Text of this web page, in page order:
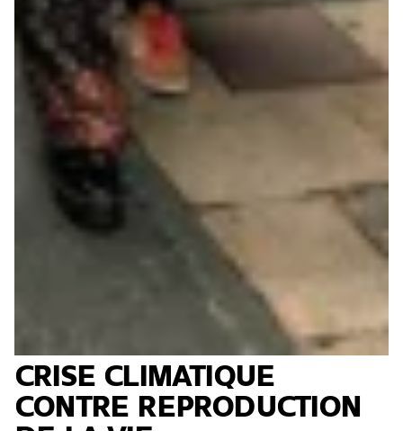
CRISE CLIMATIQUE
CONTRE REPRODUCTION